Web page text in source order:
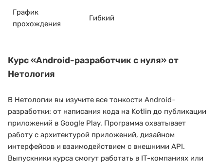
График
прохождения
Гибкий
Курс«Android-разработчик с нуля»от
Нетология
В Нетологии вы изучите все тонкости Android-
разработки: от написания кода на Kotlin до публикации
приложений в Google Play. Программа охватывает
работу с архитектурой приложений, дизайном
интерфейсов и взаимодействием с внешними API.
Выпускники курса смогут работать в IT-компаниях или